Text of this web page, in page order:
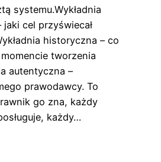
systemu.Wykładnia
cel przyświecał
historyczna – co
tworzenia
autentyczna –
prawodawcy. To
go zna, każdy
każdy…